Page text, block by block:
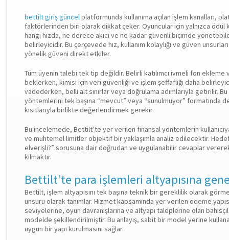
bettilt giriş güncelplatformunda kullanıma açılan işlem kanalları,
faktörlerinden biri olarak dikkat çeker. Oyuncular için yalnızca ödül
hangi hızda, ne derece akıcı ve ne kadar güvenli biçimde
belirleyicidir. Bu çerçevede hız, kullanım kolaylığı ve güven
yönelik güveni direkt etkiler.
Tüm üyenin talebi tek tip değildir. Belirli katılımcı ivmeli fon ekleme
beklerken, kimisi için veri güvenliği ve işlem şeffaflığı daha
vadederken, belli alt sınırlar veya doğrulama adımlarıyla getirilir.
yöntemlerini tek başına “mevcut” veya “sunulmuyor” formatında
kısıtlarıyla birlikte değerlendirmek gerekir.
Bu incelemede, Bettilt’te yer verilen finansal yöntemlerin
ve muhtemel limitler objektif bir yaklaşımla analiz edilecektir.
elverişli?” sorusuna dair doğrudan ve uygulanabilir cevaplar
kılmaktır.
Bettilt’te para işlemleri altyapısına
Bettilt, işlem altyapısını tek başına teknik bir gereklilik olarak
unsuru olarak tanımlar. Hizmet kapsamında yer verilen ödeme
seviyelerine, oyun davranışlarına ve altyapı taleplerine olan
modelde şekillendirilmiştir. Bu anlayış, sabit bir model yerine
uygun bir yapı kurulmasını sağlar.